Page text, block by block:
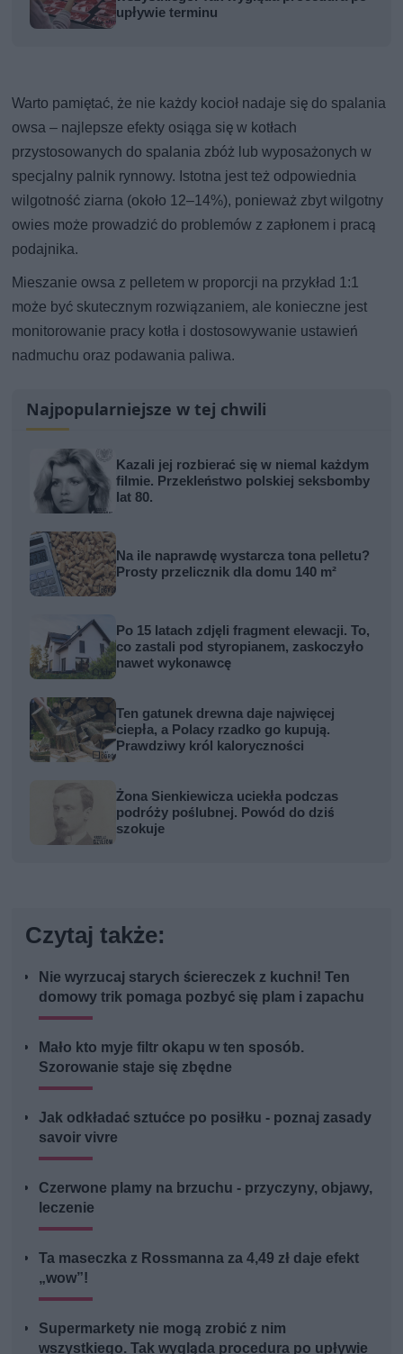
upływie terminu
Warto pamiętać, że nie każdy kocioł nadaje się do spalania
owsa – najlepsze efekty osiąga się w kotłach
przystosowanych do spalania zbóż lub wyposażonych w
specjalny palnik rynnowy. Istotna jest też odpowiednia
wilgotność ziarna (około 12–14%), ponieważ zbyt wilgotny
owies może prowadzić do problemów z zapłonem i pracą
podajnika.
Mieszanie owsa z pelletem w proporcji na przykład 1:1
może być skutecznym rozwiązaniem, ale konieczne jest
monitorowanie pracy kotła i dostosowywanie ustawień
nadmuchu oraz podawania paliwa.
Najpopularniejsze w tej chwili
Kazali jej rozbierać się w niemal każdym
filmie. Przekleństwo polskiej seksbomby
lat 80.
Na ile naprawdę wystarcza tona pelletu?
Prosty przelicznik dla domu 140 m²
Po 15 latach zdjęli fragment elewacji. To,
co zastali pod styropianem, zaskoczyło
nawet wykonawcę
Ten gatunek drewna daje najwięcej
ciepła, a Polacy rzadko go kupują.
Prawdziwy król kaloryczności
Żona Sienkiewicza uciekła podczas
podróży poślubnej. Powód do dziś
szokuje
Czytaj także:
Nie wyrzucaj starych ściereczek z kuchni! Ten
domowy trik pomaga pozbyć się plam i zapachu
Mało kto myje filtr okapu w ten sposób.
Szorowanie staje się zbędne
Jak odkładać sztućce po posiłku - poznaj zasady
savoir vivre
Czerwone plamy na brzuchu - przyczyny, objawy,
leczenie
Ta maseczka z Rossmanna za 4,49 zł daje efekt
„wow”!
Supermarkety nie mogą zrobić z nim
wszystkiego. Tak wygląda procedura po upływie